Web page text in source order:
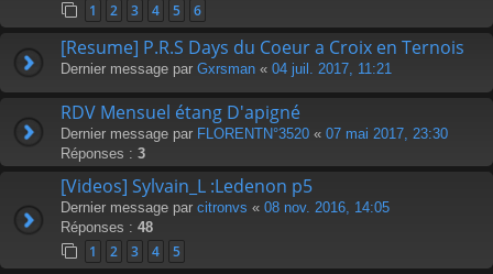
1 2 3 4 5 6
[Resume] P.R.S Days du Coeur a Croix en Ternois
Dernier message par Gxrsman « 04 juil. 2017, 11:21
RDV Mensuel étang D'apigné
Dernier message par FLORENTN°3520 « 07 mai 2017, 23:30
Réponses : 3
[Videos] Sylvain_L :Ledenon p5
Dernier message par citronvs « 08 nov. 2016, 14:05
Réponses : 48
1 2 3 4 5